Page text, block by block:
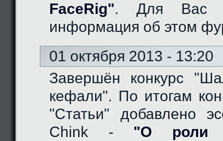
FaceRig". Для Вас
информация об этом
01 октября 2013 - 13:20
Завершён конкурс
кефали". По итогам
"Статьи" добавлено
Chink - "О роли